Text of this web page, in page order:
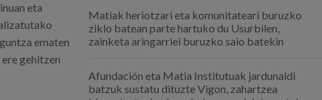
eta
ematen
gehitzen
Matiak heriotzari eta komunitateari buruzko
ziklo batean parte hartuko du Usurbilen,
zainketa aringarriei buruzko saio batekin
Afundación eta Matia Institutuak jardunaldi
batzuk sustatu dituzte Vigon, zahartzea